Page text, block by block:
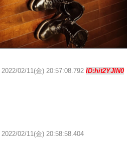
2022/02/11(金) 20:57:08.792 ID:hit2YJIN0
2022/02/11(金) 20:58:58.404